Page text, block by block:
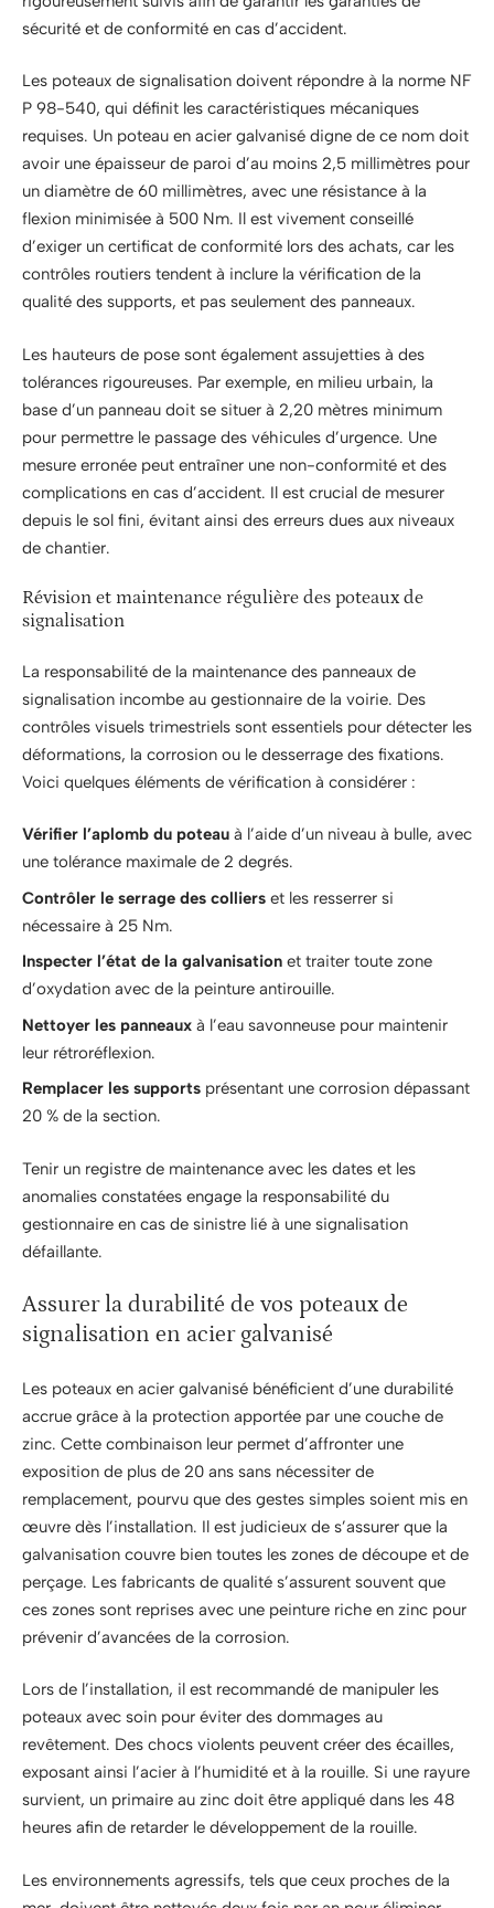
sécurité et de conformité en cas d’accident.
Les poteaux de signalisation doivent répondre à la norme NF
P 98-540, qui définit les caractéristiques mécaniques
requises. Un poteau en acier galvanisé digne de ce nom doit
avoir une épaisseur de paroi d’au moins 2,5 millimètres pour
un diamètre de 60 millimètres, avec une résistance à la
flexion minimisée à 500 Nm. Il est vivement conseillé
d’exiger un certificat de conformité lors des achats, car les
contrôles routiers tendent à inclure la vérification de la
qualité des supports, et pas seulement des panneaux.
Les hauteurs de pose sont également assujetties à des
tolérances rigoureuses. Par exemple, en milieu urbain, la
base d’un panneau doit se situer à 2,20 mètres minimum
pour permettre le passage des véhicules d’urgence. Une
mesure erronée peut entraîner une non-conformité et des
complications en cas d’accident. Il est crucial de mesurer
depuis le sol fini, évitant ainsi des erreurs dues aux niveaux
de chantier.
Révision et maintenance régulière des poteaux de
signalisation
La responsabilité de la maintenance des panneaux de
signalisation incombe au gestionnaire de la voirie. Des
contrôles visuels trimestriels sont essentiels pour détecter les
déformations, la corrosion ou le desserrage des fixations.
Voici quelques éléments de vérification à considérer :
Vérifier l’aplomb du poteau à l’aide d’un niveau à bulle, avec
une tolérance maximale de 2 degrés.
Contrôler le serrage des colliers et les resserrer si
nécessaire à 25 Nm.
Inspecter l’état de la galvanisation et traiter toute zone
d’oxydation avec de la peinture antirouille.
Nettoyer les panneaux à l’eau savonneuse pour maintenir
leur rétroréflexion.
Remplacer les supports présentant une corrosion dépassant
20 % de la section.
Tenir un registre de maintenance avec les dates et les
anomalies constatées engage la responsabilité du
gestionnaire en cas de sinistre lié à une signalisation
défaillante.
Assurer la durabilité de vos poteaux de
signalisation en acier galvanisé
Les poteaux en acier galvanisé bénéficient d’une durabilité
accrue grâce à la protection apportée par une couche de
zinc. Cette combinaison leur permet d’affronter une
exposition de plus de 20 ans sans nécessiter de
remplacement, pourvu que des gestes simples soient mis en
œuvre dès l’installation. Il est judicieux de s’assurer que la
galvanisation couvre bien toutes les zones de découpe et de
perçage. Les fabricants de qualité s’assurent souvent que
ces zones sont reprises avec une peinture riche en zinc pour
prévenir d’avancées de la corrosion.
Lors de l’installation, il est recommandé de manipuler les
poteaux avec soin pour éviter des dommages au
revêtement. Des chocs violents peuvent créer des écailles,
exposant ainsi l’acier à l’humidité et à la rouille. Si une rayure
survient, un primaire au zinc doit être appliqué dans les 48
heures afin de retarder le développement de la rouille.
Les environnements agressifs, tels que ceux proches de la